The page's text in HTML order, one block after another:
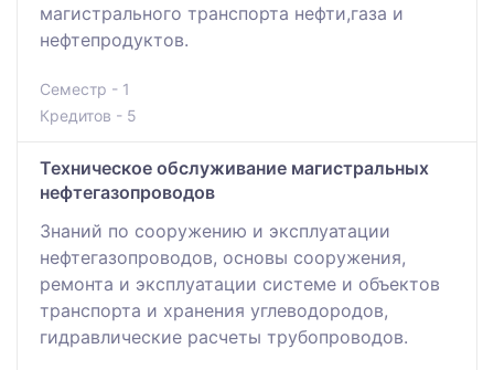
магистрального транспорта нефти,газа и
нефтепродуктов.
Семестр - 1
Кредитов - 5
Техническое обслуживание магистральных
нефтегазопроводов
Знаний по сооружению и эксплуатации
нефтегазопроводов, основы сооружения,
ремонта и эксплуатации системе и объектов
транспорта и хранения углеводородов,
гидравлические расчеты трубопроводов.